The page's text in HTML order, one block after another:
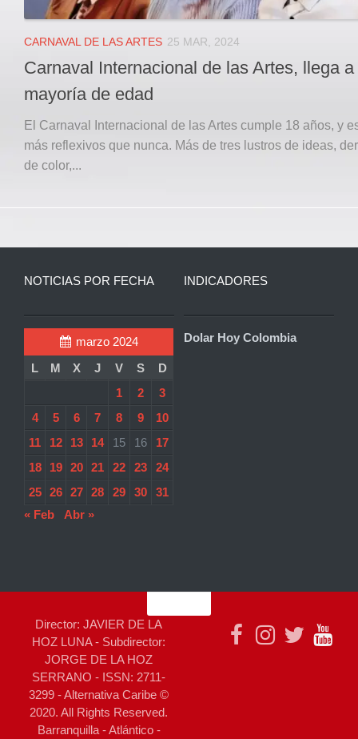
CARNAVAL DE LAS ARTES 25 MAR, 2024
Carnaval Internacional de las Artes, llega a
mayoría de edad
El Carnaval Internacional de las Artes cumple 18 años, y
más reflexivos que nunca. Más de tres lustros de ideas,
de color,...
NOTICIAS POR FECHA
marzo 2024
L
M X J V S
D
1
2
3
4
5 6 7 8 9
10
11
12 13 14 15 16
17
18
19 20 21 22 23
24
25
26 27 28 29 30
31
« Feb
Abr »
INDICADORES
Dolar Hoy Colombia
Director: JAVIER DE LA
HOZ LUNA - Subdirector:
JORGE DE LA HOZ
SERRANO - ISSN: 2711-
3299 - Alternativa Caribe ©
2020. All Rights Reserved.
Barranquilla - Atlántico -